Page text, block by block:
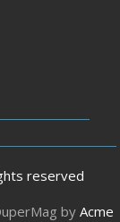
reserved
byAcme